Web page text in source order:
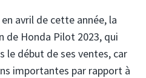
avril de cette année, la
de Honda Pilot 2023, qui
le début de ses ventes, car
importantes par rapport à